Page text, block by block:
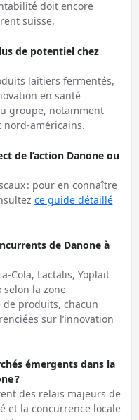
doit encore
suisse.
de potentiel chez
laitiers fermentés,
en santé
groupe, notamment
nord-américains.
de l’action Danone ou
: pour en connaître
ce guide détaillé
de Danone à
Cola, Lactalis, Yoplait
selon la zone
produits, chacun
sur l’innovation
émergents dans la
?
des relais majeurs de
et la concurrence locale